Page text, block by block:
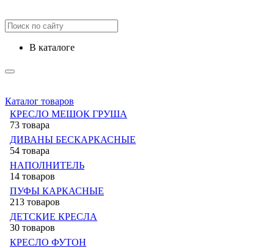
в каталоге
Каталог товаров
КРЕСЛО МЕШОК ГРУША
73 товара
ДИВАНЫ БЕСКАРКАСНЫЕ
54 товара
НАПОЛНИТЕЛЬ
14 товаров
ПУФЫ КАРКАСНЫЕ
213 товаров
ДЕТСКИЕ КРЕСЛА
30 товаров
КРЕСЛО ФУТОН